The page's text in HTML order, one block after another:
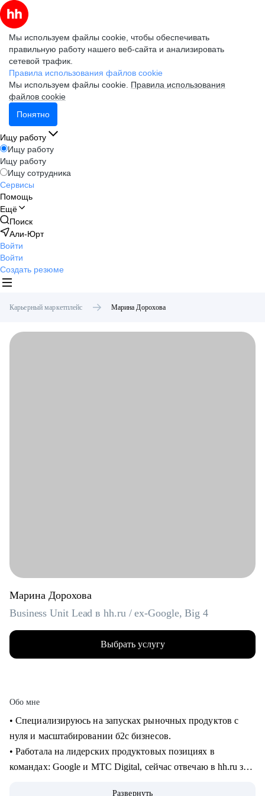
Мы используем файлы cookie, чтобы обеспечивать
правильную работу нашего веб-сайта и анализировать
сетевой трафик.
Правила использования файлов cookie
Мы используем файлы cookie. Правила использования
файлов cookie
Понятно
Ищу работу
Ищу работу
Ищу работу
Ищу сотрудника
Сервисы
Помощь
Ещё
Поиск
Али-Юрт
Войти
Войти
Создать резюме
Карьерный маркетплейс Марина Дорохова
Марина Дорохова
Business Unit Lead в hh.ru / ex-Google, Big 4
Выбрать услугу
Обо мне
• Специализируюсь на запусках рыночных продуктов с
нуля и масштабировании б2с бизнесов.
• Работала на лидерских продуктовых позициях в
командах: Google и МТС Digital, сейчас отвечаю в hh.ru за
Развернуть